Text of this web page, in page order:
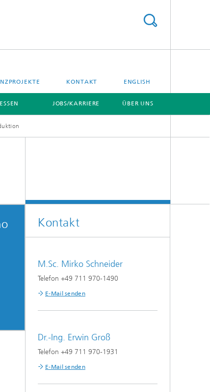
KONTAKT ENGLISH
JOBS/KARRIERE ÜBER UNS
Kontakt
M.Sc. Mirko Schneider
Telefon +49 711 970-1490
E-Mail senden
Dr.-Ing. Erwin Groß
Telefon +49 711 970-1931
E-Mail senden